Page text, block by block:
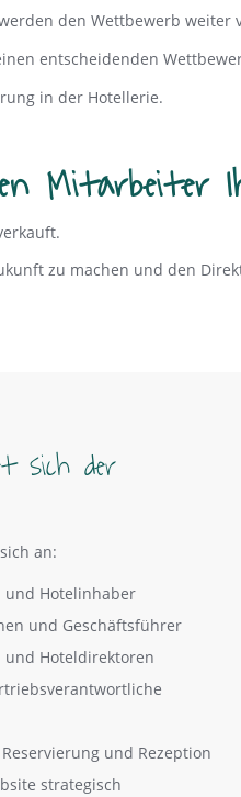
den Wettbewerb weiter
entscheidenden
in der Hotellerie.
Mitarbeiter
zu machen und den
sich der
an:
Hotelinhaber
und Geschäftsführer
Hoteldirektoren
und Rezeption
strategisch